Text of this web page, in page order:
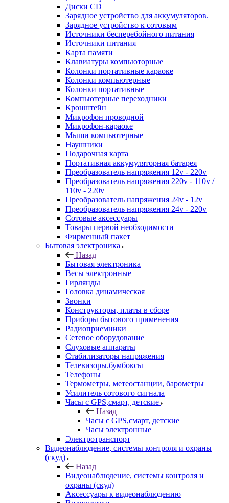
Диски CD
Зарядное устройство для аккумуляторов.
Зарядное устройство к сотовым
Источники бесперебойного питания
Источники питания
Карта памяти
Клавиатуры компьюторные
Колонки портативные караоке
Колонки компьютерные
Колонки портативные
Компьютерные переходники
Кронштейн
Микрофон проводной
Микрофон-караоке
Мыши компьютерные
Наушники
Подарочная карта
Портативная аккумуляторная батарея
Преобразователь напряжения 12v - 220v
Преобразователь напряжения 220v - 110v /
110v - 220v
Преобразователь напряжения 24v - 12v
Преобразователь напряжения 24v - 220v
Сотовые аксессуары
Товары первой необходимости
Фирменный пакет
Бытовая электроника
Назад
Бытовая электроника
Весы электронные
Гирлянды
Головка динамическая
Звонки
Конструкторы, платы в сборе
Приборы бытового применения
Радиоприемники
Сетевое оборудование
Слуховые аппараты
Стабилизаторы напряжения
Телевизоры.бумбоксы
Телефоны
Термометры, метеостанции, барометры
Усилитель сотового сигнала
Часы с GPS,смарт, детские
Назад
Часы с GPS,смарт, детские
Часы электронные
Электротранспорт
Видеонаблюдение, системы контроля и охраны
(скуд)
Назад
Видеонаблюдение, системы контроля и
охраны (скуд)
Аксессуары к видеонаблюдению